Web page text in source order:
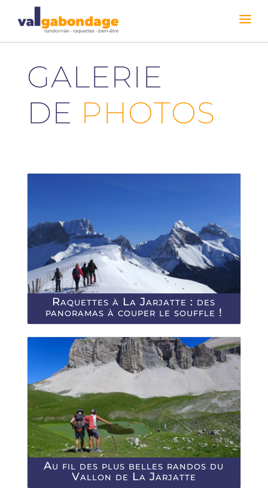
GALERIE
DE PHOTOS
Raquettes à La Jarjatte : des
panoramas à couper le souffle !
Au fil des plus belles randos du
Vallon de La Jarjatte